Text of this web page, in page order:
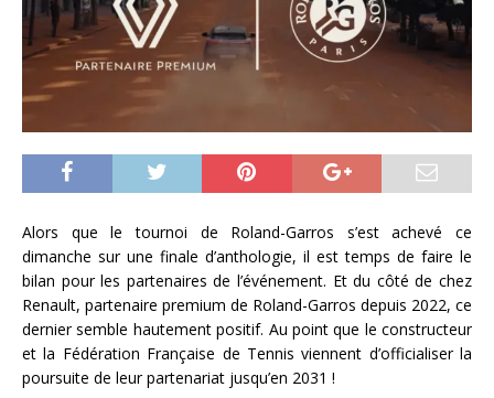
Alors que le tournoi de Roland-Garros s’est achevé ce
dimanche sur une finale d’anthologie, il est temps de faire le
bilan pour les partenaires de l’événement. Et du côté de chez
Renault, partenaire premium de Roland-Garros depuis 2022, ce
dernier semble hautement positif. Au point que le constructeur
et la Fédération Française de Tennis viennent d’officialiser la
poursuite de leur partenariat jusqu’en 2031 !